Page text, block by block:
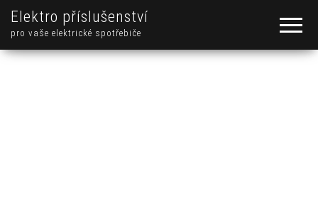
Elektro příslušenství
pro vaše elektrické spotřebiče